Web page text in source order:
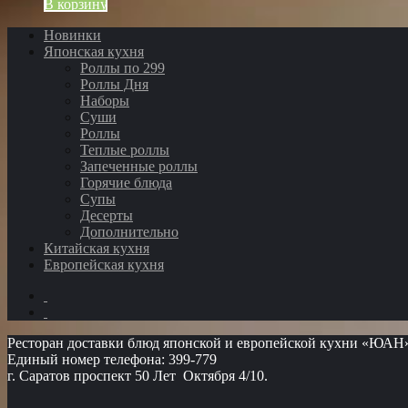
В корзину
Новинки
Японская кухня
Роллы по 299
Роллы Дня
Наборы
Суши
Роллы
Теплые роллы
Запеченные роллы
Горячие блюда
Супы
Десерты
Дополнительно
Китайская кухня
Европейская кухня
Ресторан доставки блюд японской и европейской кухни
Единый номер телефона: 399-779
г. Саратов проспект 50 Лет Октября 4/10.